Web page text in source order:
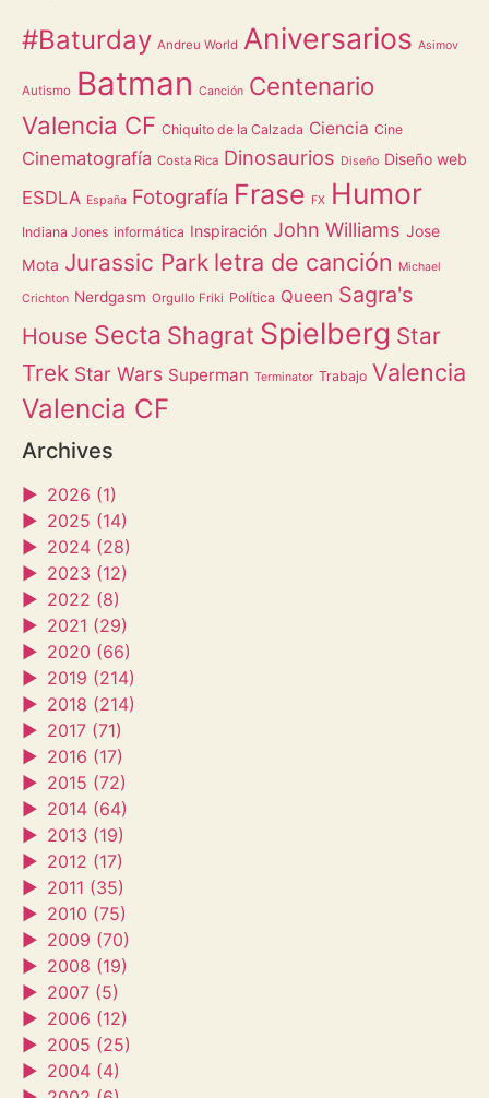
#Baturday Andreu World Aniversarios Asimov
Autismo Batman Canción Centenario
Valencia CF Chiquito de la Calzada Ciencia Cine
Cinematografía Costa Rica Dinosaurios Diseño Diseño web
ESDLA España Fotografía Frase FX Humor
Indiana Jones informática Inspiración John Williams Jose
Mota Jurassic Park letra de canción Michael
Crichton Nerdgasm Orgullo Friki Política Queen Sagra's
House Secta Shagrat Spielberg Star
Trek Star Wars Superman Terminator Trabajo Valencia
Valencia CF
Archives
► 2026 (1)
► 2025 (14)
► 2024 (28)
► 2023 (12)
► 2022 (8)
► 2021 (29)
► 2020 (66)
► 2019 (214)
► 2018 (214)
► 2017 (71)
► 2016 (17)
► 2015 (72)
► 2014 (64)
► 2013 (19)
► 2012 (17)
► 2011 (35)
► 2010 (75)
► 2009 (70)
► 2008 (19)
► 2007 (5)
► 2006 (12)
► 2005 (25)
► 2004 (4)